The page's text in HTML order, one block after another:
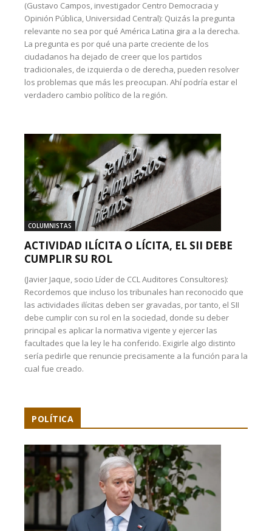
(Gustavo Campos, investigador Centro Democracia y
Opinión Pública, Universidad Central): Quizás la pregunta
relevante no sea por qué América Latina gira a la derecha.
La pregunta es por qué una parte creciente de los
ciudadanos ha dejado de creer que los partidos
tradicionales, de izquierda o de derecha, pueden resolver
los problemas que más les preocupan. Ahí podría estar el
verdadero cambio político de la región.
COLUMNISTAS
ACTIVIDAD ILÍCITA O LÍCITA, EL SII DEBE
CUMPLIR SU ROL
(Javier Jaque, socio Líder de CCL Auditores Consultores):
Recordemos que incluso los tribunales han reconocido que
las actividades ilícitas deben ser gravadas, por tanto, el SII
debe cumplir con su rol en la sociedad, donde su deber
principal es aplicar la normativa vigente y ejercer las
facultades que la ley le ha conferido. Exigirle algo distinto
sería pedirle que renuncie precisamente a la función para la
cual fue creado.
POLÍTICA